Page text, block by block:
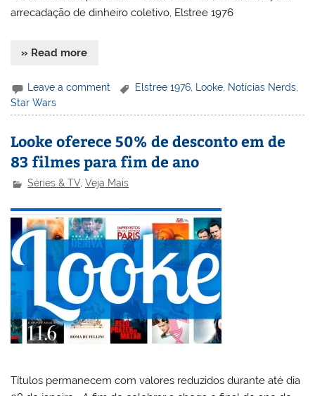
arrecadação de dinheiro coletivo, Elstree 1976
» Read more
Leave a comment Elstree 1976 Looke Notícias Nerds
Star Wars
Looke oferece 50% de desconto em de
83 filmes para fim de ano
Séries & TV,Veja Mais
Títulos permanecem com valores reduzidos durante até dia